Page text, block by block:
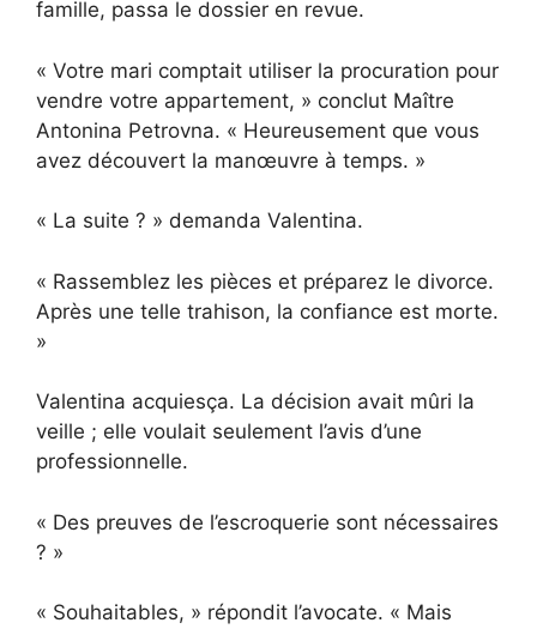
famille, passa le dossier en revue.
« Votre mari comptait utiliser la procuration pour
vendre votre appartement, » conclut Maître
Antonina Petrovna. « Heureusement que vous
avez découvert la manœuvre à temps. »
« La suite ? » demanda Valentina.
« Rassemblez les pièces et préparez le divorce.
Après une telle trahison, la confiance est morte.
»
Valentina acquiesça. La décision avait mûri la
veille ; elle voulait seulement l’avis d’une
professionnelle.
« Des preuves de l’escroquerie sont nécessaires
? »
« Souhaitables, » répondit l’avocate. « Mais